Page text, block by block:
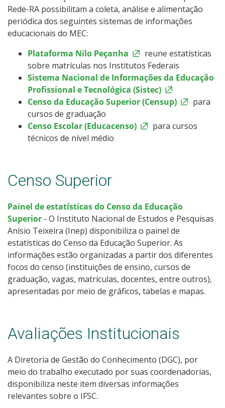
Rede-RA possibilitam a coleta, análise e alimentação
periódica dos seguintes sistemas de informações
educacionais do MEC:
Plataforma Nilo Peçanha
reune estatísticas
sobre matrículas nos Institutos Federais
Sistema Nacional de Informações da Educação
Profissional e Tecnológica (Sistec)
Censo da Educação Superior (Censup)
para
cursos de graduação
Censo Escolar (Educacenso)
para cursos
técnicos de nível médio
Censo Superior
Painel de estatísticas do Censo da Educação
Superior - O Instituto Nacional de Estudos e Pesquisas
Anísio Teixeira (Inep) disponibiliza o painel de
estatísticas do Censo da Educação Superior. As
informações estão organizadas a partir dos diferentes
focos do censo (instituições de ensino, cursos de
graduação, vagas, matrículas, docentes, entre outros),
apresentadas por meio de gráficos, tabelas e mapas.
Avaliações Institucionais
A Diretoria de Gestão do Conhecimento (DGC), por
meio do trabalho executado por suas coordenadorias,
disponibiliza neste item diversas informações
relevantes sobre o IFSC.